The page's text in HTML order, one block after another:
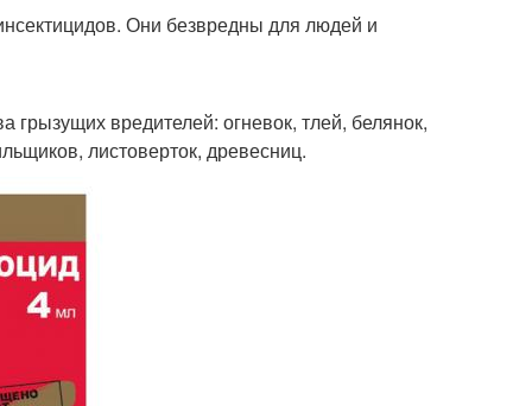
Они безвредны для людей и
грызущих вредителей: огневок, тлей, белянок,
листоверток, древесниц.